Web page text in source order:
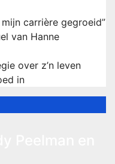
carrière gegroeid”
van Hanne
over z’n leven
in